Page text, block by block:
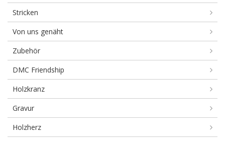
Stricken
Von uns genäht
Zubehör
DMC Friendship
Holzkranz
Gravur
Holzherz